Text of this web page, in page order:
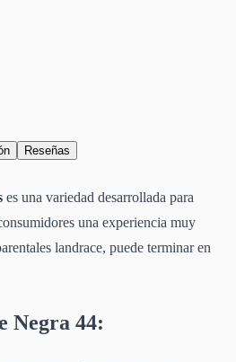
Reseñas
es una variedad desarrollada para
una experiencia muy
landrace, puede terminar en
Negra 44: